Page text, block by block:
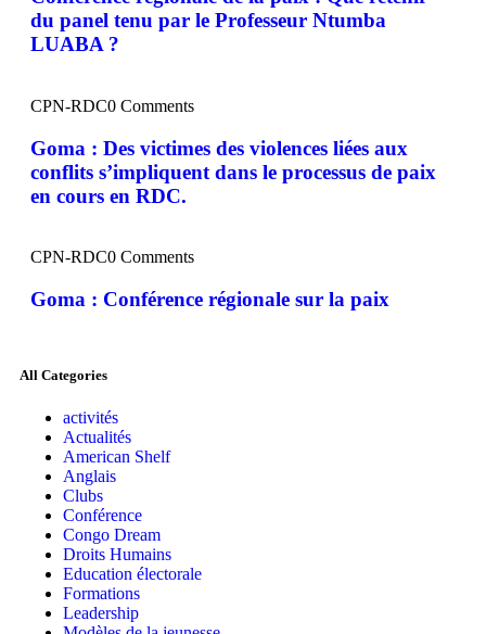
du panel tenu par le Professeur Ntumba
LUABA ?
CPN-RDC0 Comments
Goma : Des victimes des violences liées aux
conflits s’impliquent dans le processus de paix
en cours en RDC.
CPN-RDC0 Comments
Goma : Conférence régionale sur la paix
All Categories
activités
Actualités
American Shelf
Anglais
Clubs
Conférence
Congo Dream
Droits Humains
Education électorale
Formations
Leadership